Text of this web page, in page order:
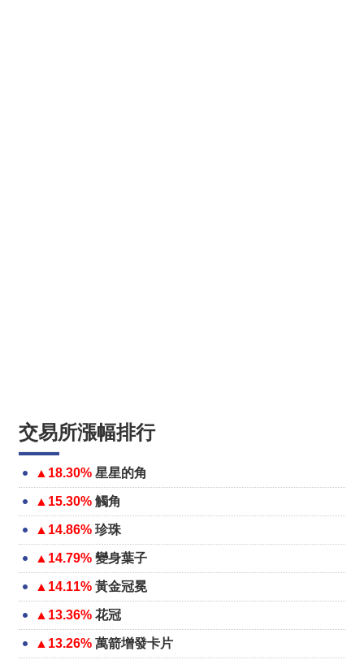
交易所漲幅排行
▲18.30% 星星的角
▲15.30% 觸角
▲14.86% 珍珠
▲14.79% 變身葉子
▲14.11% 黃金冠冕
▲13.36% 花冠
▲13.26% 萬箭增發卡片